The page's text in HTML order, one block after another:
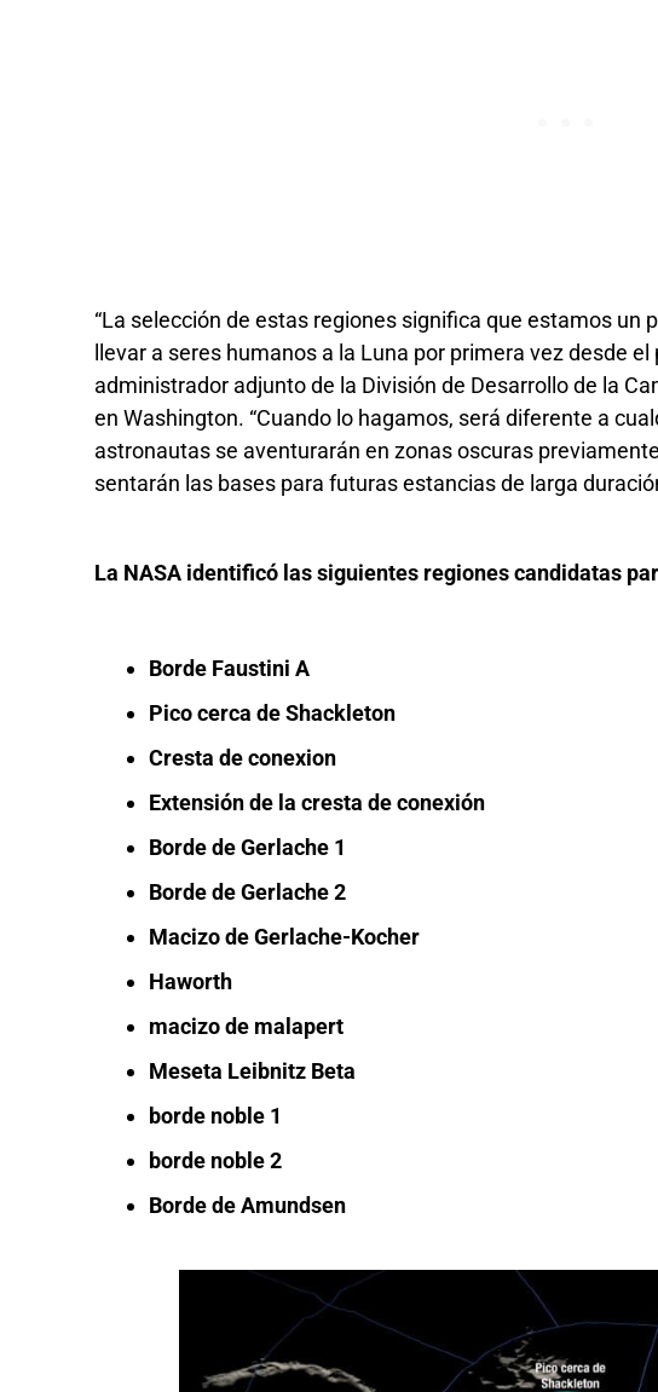
“La selección de estas regiones significa que estamos un
llevar a seres humanos a la Luna por primera vez desde
administrador adjunto de la División de Desarrollo de la
en Washington. “Cuando lo hagamos, será diferente a
astronautas se aventurarán en zonas oscuras
sentarán las bases para futuras estancias de larga
La NASA identificó las siguientes regiones candidatas
Borde Faustini A
Pico cerca de Shackleton
Cresta de conexion
Extensión de la cresta de conexión
Borde de Gerlache 1
Borde de Gerlache 2
Macizo de Gerlache-Kocher
Haworth
macizo de malapert
Meseta Leibnitz Beta
borde noble 1
borde noble 2
Borde de Amundsen